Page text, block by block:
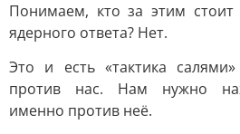
Понимаем, кто за этим
ядерного ответа? Нет.
Это и есть «тактика
против нас. Нам нужно
именно против неё.